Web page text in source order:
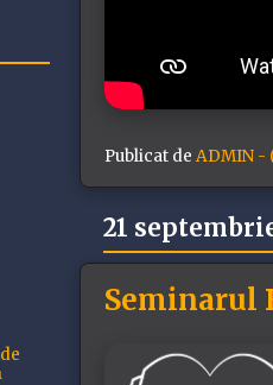
Publicat de ADMIN -
21
Seminarul